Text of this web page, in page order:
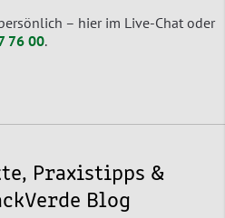
– hier im Live-Chat oder
76 00.
Praxistipps &
Blog